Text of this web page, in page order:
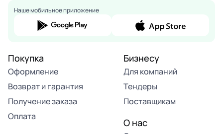
Наше мобильное приложение
Покупка
Оформление
Возврат и гарантия
Получение заказа
Оплата
Бизнесу
Для компаний
Тендеры
Поставщикам
О нас